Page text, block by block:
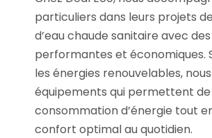
particuliers dans leurs projets
d’eau chaude sanitaire avec
performantes et économiques.
les énergies renouvelables,
équipements qui permettent
consommation d’énergie tout
confort optimal au quotidien.